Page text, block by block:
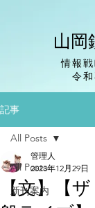
山岡
情報
令
記事
All Posts
新刊案内
All Posts
【文】【
管理人
2023年12月29日